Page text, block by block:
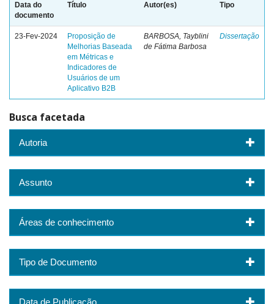
Data do
documento
Título Autor(es) Tipo
23-Fev-2024
Proposição de
Melhorias Baseada
em Métricas e
Indicadores de
Usuários de um
Aplicativo B2B
BARBOSA, Tayblini
de Fátima Barbosa
Dissertação
Busca facetada
Autoria
Assunto
Áreas de conhecimento
Tipo de Documento
Data de Publicação